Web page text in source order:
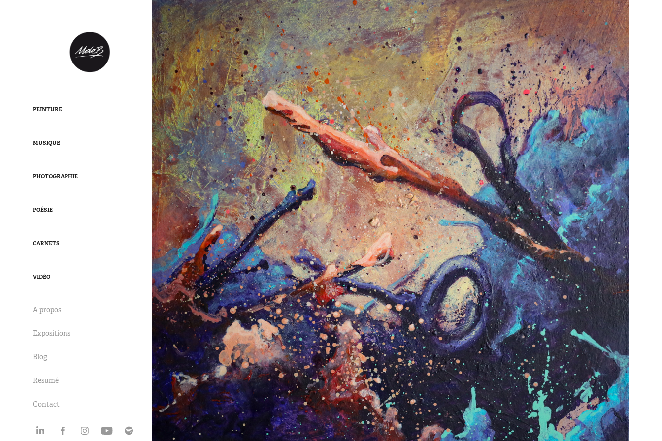
PEINTURE
MUSIQUE
PHOTOGRAPHIE
POÉSIE
CARNETS
VIDÉO
A propos
Expositions
Blog
Résumé
Contact